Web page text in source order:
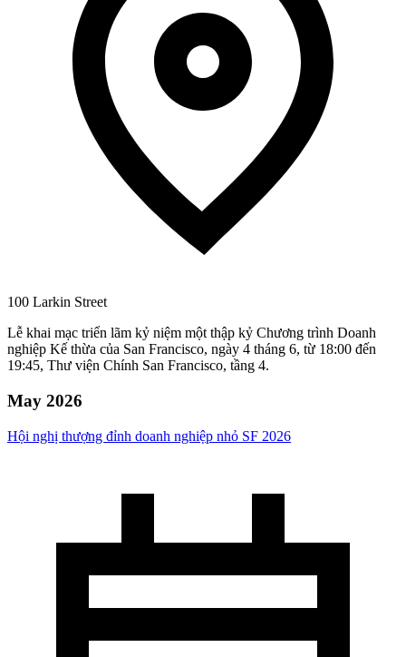
100 Larkin Street
Lễ khai mạc triển lãm kỷ niệm một thập kỷ Chương trình Doanh
nghiệp Kế thừa của San Francisco, ngày 4 tháng 6, từ 18:00 đến
19:45, Thư viện Chính San Francisco, tầng 4.
May 2026
Hội nghị thượng đỉnh doanh nghiệp nhỏ SF 2026